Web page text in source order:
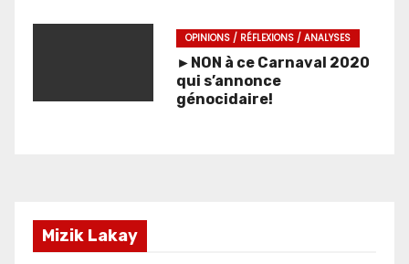
OPINIONS / RÉFLEXIONS / ANALYSES
►NON à ce Carnaval 2020
qui s’annonce
génocidaire!
Mizik Lakay